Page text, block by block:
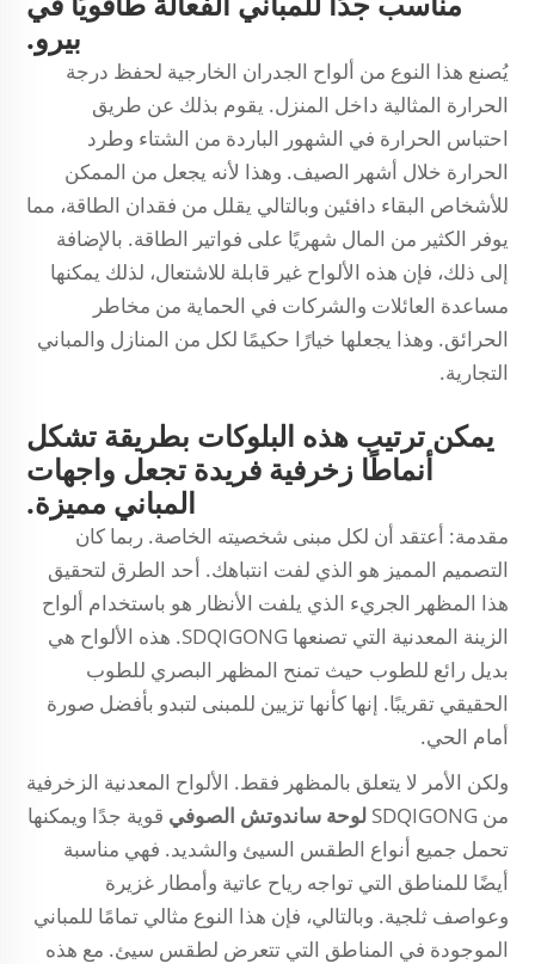
بيرو.
يُصنع هذا النوع من ألواح الجدران الخارجية لحفظ درجة
الحرارة المثالية داخل المنزل. يقوم بذلك عن طريق
احتباس الحرارة في الشهور الباردة من الشتاء وطرد
الحرارة خلال أشهر الصيف. وهذا لأنه يجعل من الممكن
للأشخاص البقاء دافئين وبالتالي يقلل من فقدان الطاقة، مما
يوفر الكثير من المال شهريًا على فواتير الطاقة. بالإضافة
إلى ذلك، فإن هذه الألواح غير قابلة للاشتعال، لذلك يمكنها
مساعدة العائلات والشركات في الحماية من مخاطر
الحرائق. وهذا يجعلها خيارًا حكيمًا لكل من المنازل والمباني
التجارية.
يمكن ترتيب هذه البلوكات بطريقة تشكل
أنماطًا زخرفية فريدة تجعل واجهات
المباني مميزة.
مقدمة: أعتقد أن لكل مبنى شخصيته الخاصة. ربما كان
التصميم المميز هو الذي لفت انتباهك. أحد الطرق لتحقيق
هذا المظهر الجريء الذي يلفت الأنظار هو باستخدام ألواح
الزينة المعدنية التي تصنعها SDQIGONG. هذه الألواح هي
بديل رائع للطوب حيث تمنح المظهر البصري للطوب
الحقيقي تقريبًا. إنها كأنها تزيين للمبنى لتبدو بأفضل صورة
أمام الحي.
ولكن الأمر لا يتعلق بالمظهر فقط. الألواح المعدنية الزخرفية
من SDQIGONG
لوحة ساندوتش الصوفي قوية جدًا ويمكنها
تحمل جميع أنواع الطقس السيئ والشديد. فهي مناسبة
أيضًا للمناطق التي تواجه رياح عاتية وأمطار غزيرة
وعواصف ثلجية. وبالتالي، فإن هذا النوع مثالي تمامًا للمباني
الموجودة في المناطق التي تتعرض لطقس سيئ. مع هذه